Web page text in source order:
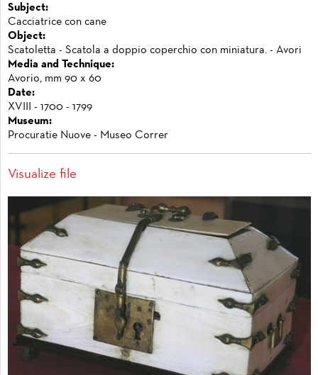
Subject:
Cacciatrice con cane
Object:
Scatoletta - Scatola a doppio coperchio con miniatura. - Avori
Media and Technique:
Avorio, mm 90 x 60
Date:
XVIII - 1700 - 1799
Museum:
Procuratie Nuove - Museo Correr
Visualize file